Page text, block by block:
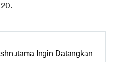
Ingin Datangkan